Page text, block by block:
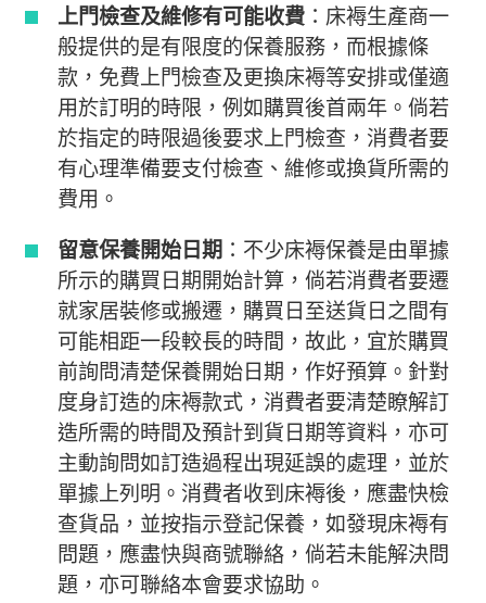
上門檢查及維修有可能收費 ：床褥生產商一
般提供的是有限度的保養服務，而根據條
款，免費上門檢查及更換床褥等安排或僅適
用於訂明的時限，例如購買後首兩年。倘若
於指定的時限過後要求上門檢查，消費者要
有心理準備要支付檢查、維修或換貨所需的
費用。
留意保養開始日期 ：不少床褥保養是由單據
所示的購買日期開始計算，倘若消費者要遷
就家居裝修或搬遷，購買日至送貨日之間有
可能相距一段較長的時間，故此，宜於購買
前詢問清楚保養開始日期，作好預算。針對
度身訂造的床褥款式，消費者要清楚瞭解訂
造所需的時間及預計到貨日期等資料，亦可
主動詢問如訂造過程出現延誤的處理，並於
單據上列明。消費者收到床褥後，應盡快檢
查貨品，並按指示登記保養，如發現床褥有
問題，應盡快與商號聯絡，倘若未能解決問
題，亦可聯絡本會要求協助。